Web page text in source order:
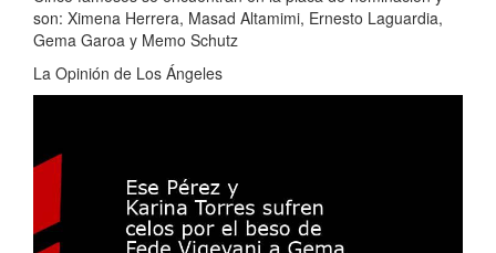
son: Ximena Herrera, Masad Altamimi, Ernesto Laguardia,
Gema Garoa y Memo Schutz
La Opinión de Los Ángeles